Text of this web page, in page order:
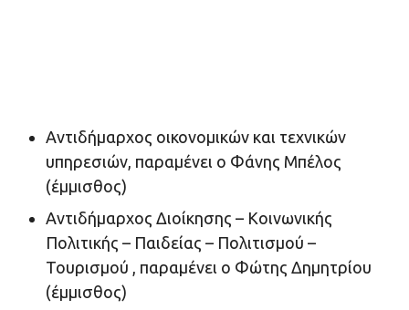
Αντιδήμαρχος οικονομικών και τεχνικών
υπηρεσιών, παραμένει ο Φάνης Μπέλος
(έμμισθος)
Αντιδήμαρχος Διοίκησης – Κοινωνικής
Πολιτικής – Παιδείας – Πολιτισμού –
Τουρισμού , παραμένει ο Φώτης Δημητρίου
(έμμισθος)